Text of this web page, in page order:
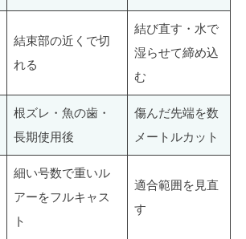
結束部の近くで切
れる
結び直す・水で
湿らせて締め込
む
根ズレ・魚の歯・
長期使用後
傷んだ先端を数
メートルカット
細い号数で重いル
アーをフルキャス
ト
適合範囲を見直
す